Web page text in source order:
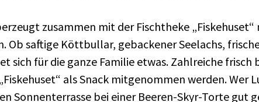
zusammen mit der Fischtheke
Ob saftige Köttbullar, gebackener Seelachs,
sich für die ganze Familie etwas. Zahlreiche frisch
als Snack mitgenommen werden. Wer
Sonnenterrasse bei einer Beeren-Skyr-Torte gut